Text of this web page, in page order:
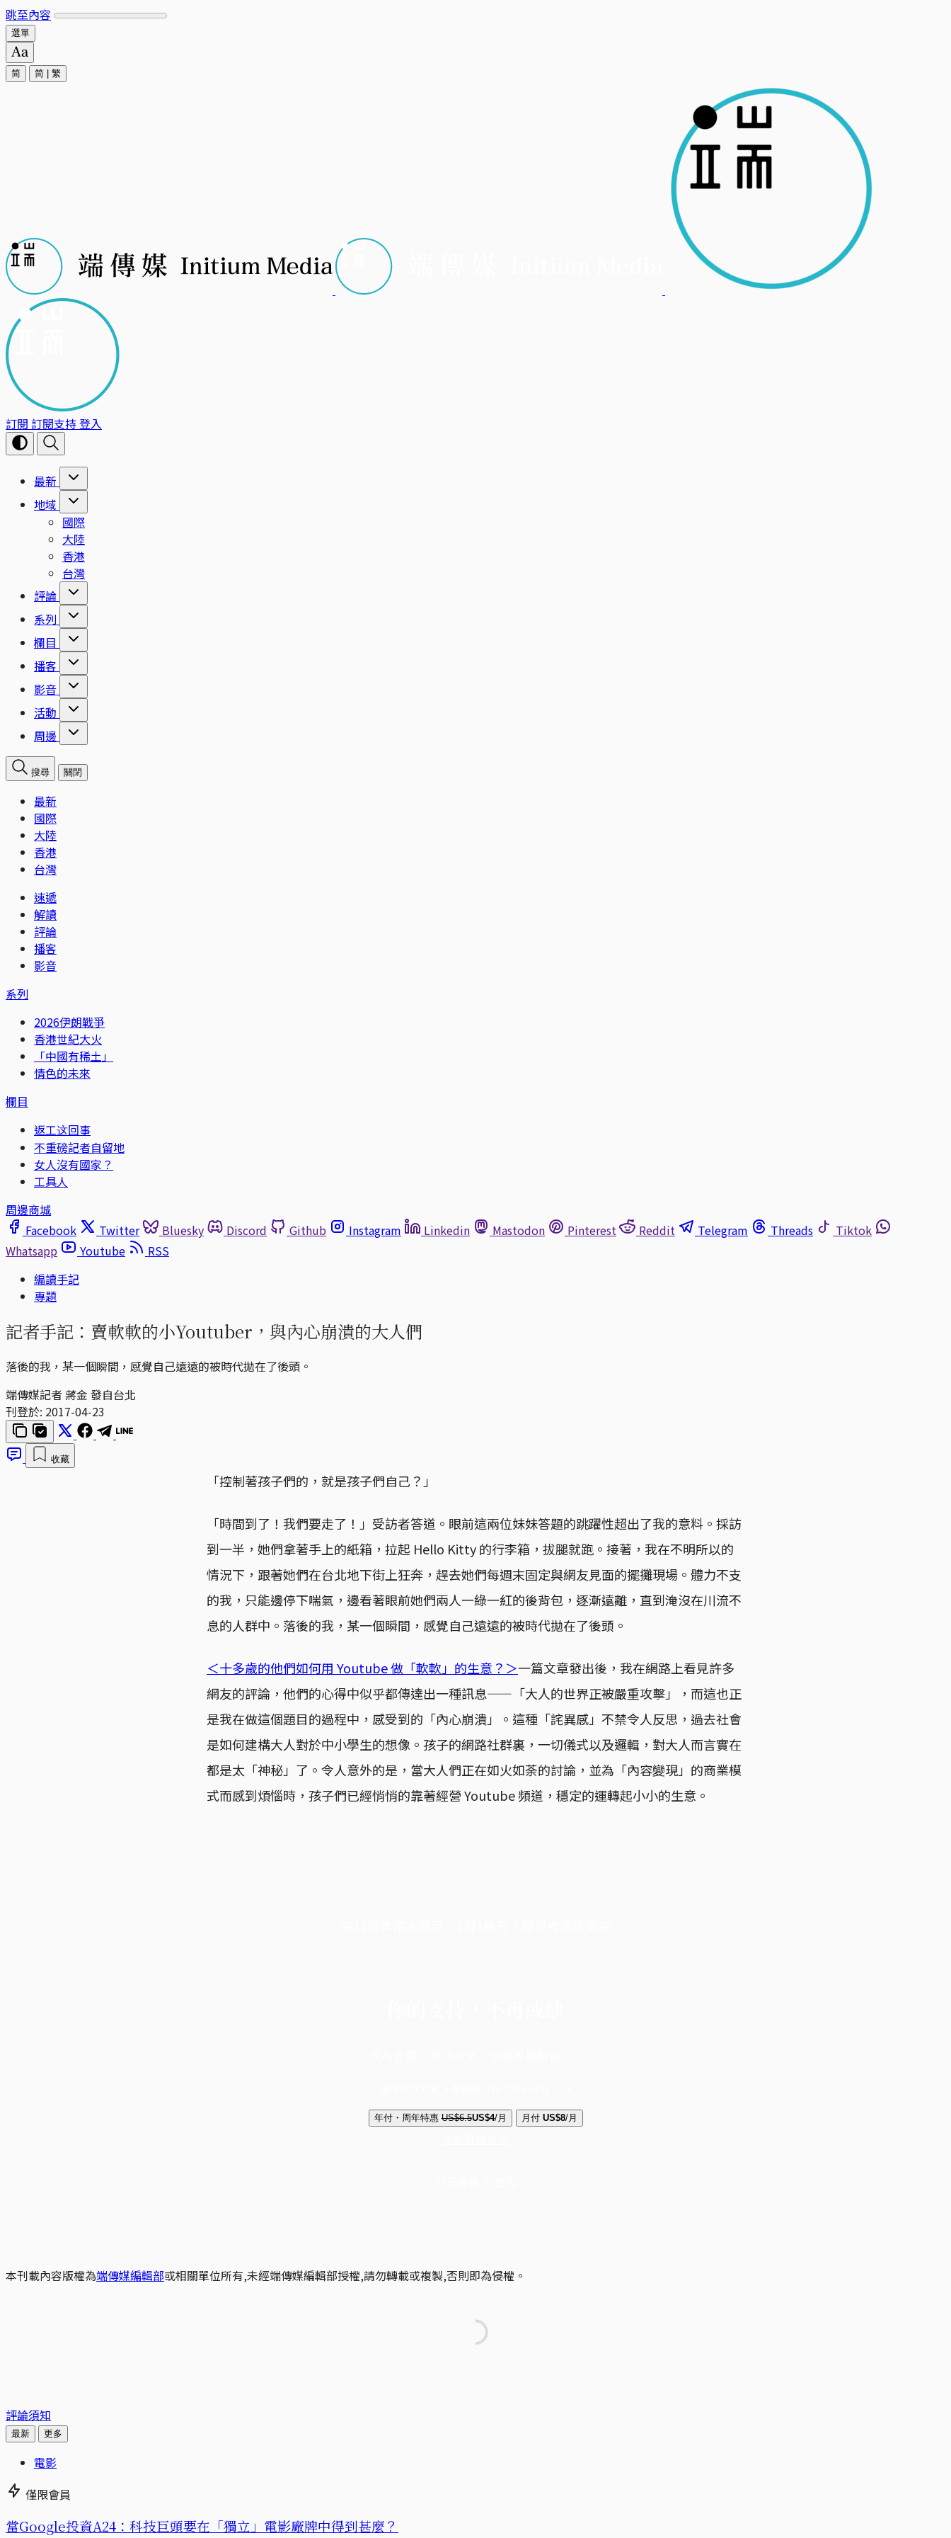
跳至內容
選單
简 简 繁
訂閱 訂閱支持登入
最新
地域
國際
大陸
香港
台灣
評論
系列
欄目
播客
影音
活動
周邊
搜尋 關閉
最新
國際
大陸
香港
台灣
速遞
解讀
評論
播客
影音
系列
2026伊朗戰爭
香港世紀大火
「中國有稀土」
情色的未來
欄目
返工这回事
不重磅記者自留地
女人沒有國家？
工具人
周邊商城
Facebook
Twitter Bluesky Discord Github Instagram Linkedin Mastodon Pinterest Reddit Telegram Threads
Tiktok
Whatsapp
Youtube
RSS
編讀手記
專題
記者手記：賣軟軟的小Youtuber，與內心崩潰的大人們
落後的我，某一個瞬間，感覺自己遠遠的被時代拋在了後頭。
端傳媒記者 蔣金 發自台北
刊登於: 2017-04-23
收藏
「控制著孩子們的，就是孩子們自己？」
「時間到了！我們要走了！」受訪者答道。眼前這兩位妹妹答題的跳躍性超出了我的意料。採訪
到一半，她們拿著手上的紙箱，拉起 Hello Kitty 的行李箱，拔腿就跑。接著，我在不明所以的
情況下，跟著她們在台北地下街上狂奔，趕去她們每週末固定與網友見面的擺攤現場。體力不支
的我，只能邊停下喘氣，邊看著眼前她們兩人一綠一紅的後背包，逐漸遠離，直到淹沒在川流不
息的人群中。落後的我，某一個瞬間，感覺自己遠遠的被時代拋在了後頭。
＜十多歲的他們如何用 Youtube 做「軟軟」的生意？＞一篇文章發出後，我在網路上看見許多
網友的評論，他們的心得中似乎都傳達出一種訊息——「大人的世界正被嚴重攻擊」，而這也正
是我在做這個題目的過程中，感受到的「內心崩潰」。這種「詫異感」不禁令人反思，過去社會
是如何建構大人對於中小學生的想像。孩子的網路社群裏，一切儀式以及邏輯，對大人而言實在
都是太「神秘」了。令人意外的是，當大人們正在如火如荼的討論，並為「內容變現」的商業模
式而感到煩惱時，孩子們已經悄悄的靠著經營 Youtube 頻道，穩定的運轉起小小的生意。
年付・周年特惠 US$6.5US$4/月 月付 US$8/月
本刊載內容版權為端傳媒編輯部或相關單位所有,未經端傳媒編輯部授權,請勿轉載或複製,否則即為侵權。
評論須知
最新 更多
電影
僅限會員
當Google投資A24：科技巨頭要在「獨立」電影廠牌中得到甚麼？